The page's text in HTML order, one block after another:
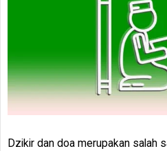
Dzikir dan doa merupakan salah